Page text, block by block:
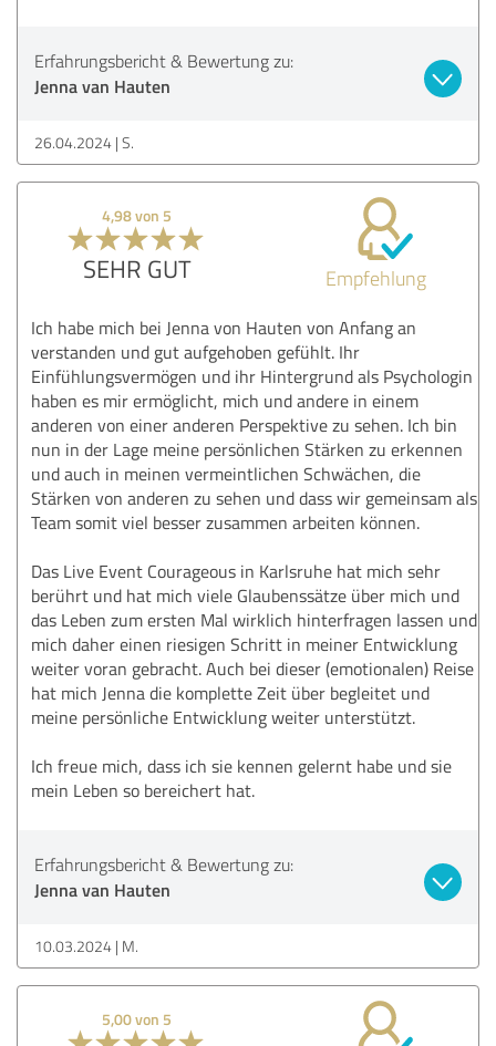
Erfahrungsbericht & Bewertung zu:
Jenna van Hauten
26.04.2024 S.
4,98 von 5
SEHR GUT Empfehlung
Ich habe mich bei Jenna von Hauten von Anfang an
verstanden und gut aufgehoben gefühlt. Ihr
Einfühlungsvermögen und ihr Hintergrund als Psychologin
haben es mir ermöglicht, mich und andere in einem
anderen von einer anderen Perspektive zu sehen. Ich bin
nun in der Lage meine persönlichen Stärken zu erkennen
und auch in meinen vermeintlichen Schwächen, die
Stärken von anderen zu sehen und dass wir gemeinsam als
Team somit viel besser zusammen arbeiten können.
Das Live Event Courageous in Karlsruhe hat mich sehr
berührt und hat mich viele Glaubenssätze über mich und
das Leben zum ersten Mal wirklich hinterfragen lassen und
mich daher einen riesigen Schritt in meiner Entwicklung
weiter voran gebracht. Auch bei dieser (emotionalen) Reise
hat mich Jenna die komplette Zeit über begleitet und
meine persönliche Entwicklung weiter unterstützt.
Ich freue mich, dass ich sie kennen gelernt habe und sie
mein Leben so bereichert hat.
Erfahrungsbericht & Bewertung zu:
Jenna van Hauten
10.03.2024 M.
5,00 von 5